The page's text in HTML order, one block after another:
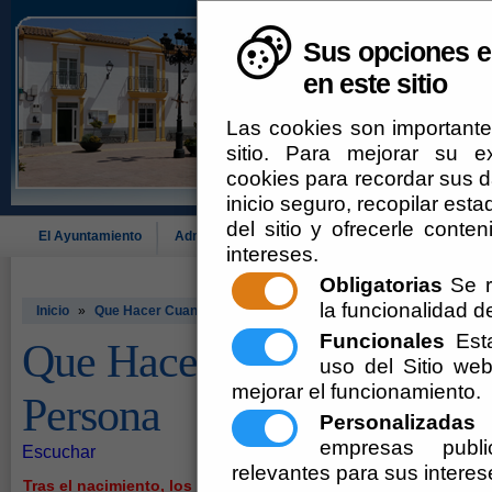
Sus opciones
en este sitio
Las cookies son
sitio. Para mejorar su
cookies para recordar sus
inicio seguro, recopilar
del sitio y ofrecerle
intereses.
Obligatorias Se
la funcionalidad
Funcionales
uso del Sitio
mejorar el funcionamiento.
Personalizadas
empresas
relevantes para sus
El Ayuntamiento Administración-e Que Hacer Cuando
Inicio » Que Hacer Cuando: Nace una Persona
Que Hacer Cuando: Nace
Persona
Escuchar
Tras el nacimiento, los padres deben cumplimentar una